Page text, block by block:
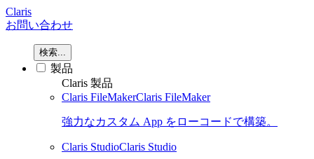
Claris
お問い合わせ
検索...
製品
Claris 製品
Claris FileMakerClaris FileMaker
強力なカスタム App をローコードで構築。
Claris StudioClaris Studio